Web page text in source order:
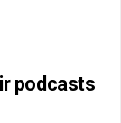
podcasts